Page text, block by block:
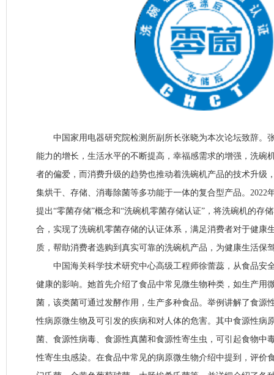
中国家用电器研究院检测所副所长张晓为本次论坛致辞。
能力的增长，生活水平的不断提高，幸福感需求的增强，洗碗
者的偏爱，而消费升级的趋势也推动着洗碗机产品的技术升级
集烘干、存储、消毒除菌等多功能于一体的复合型产品。2022
提出“零菌存储”概念和“洗碗机零菌存储认证”，将洗碗机的存
合，实现了洗碗机零菌存储的认证体系，满足消费者对于健康
质，帮助消费者选购到真实可靠的洗碗机产品，为健康生活保
中国海关科学技术研究中心高级工程师徐蕾蕊，从食品安
健康的影响。她首先介绍了食品中常见微生物种类，如生产用
菌，该类菌可通过发酵作用，生产多种食品。举例讲解了食源
性病原微生物及可引发的疾病和对人体的危害。其中食源性病
菌、食源性病毒、食源性真菌和食源性寄生虫，可引起食物中
性寄生虫感染。在食品中常见的病原微生物介绍中提到，评价